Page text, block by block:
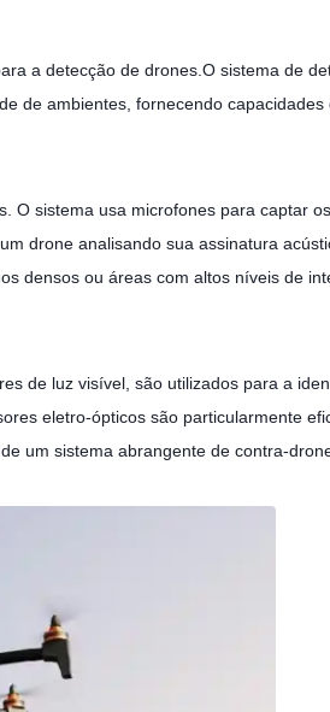
a detecção de drones.O sistema de
de ambientes, fornecendo
O sistema usa microfones para captar
drone analisando sua assinatura
densos ou áreas com altos níveis de
de luz visível, são utilizados para a
eletro-ópticos são particularmente
um sistema abrangente de contra-